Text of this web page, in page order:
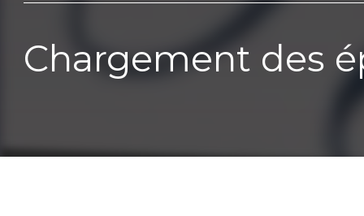
Chargement des